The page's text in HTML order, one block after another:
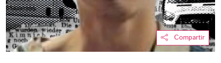
Compartir